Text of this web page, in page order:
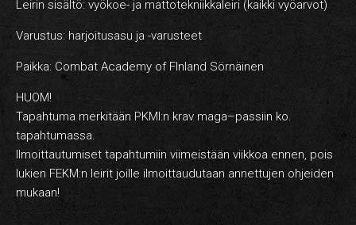
Leirin sisältö: vyökoe- ja mattotekniikkaleiri (kaikki vyöarvot)
Varustus: harjoitusasu ja -varusteet
Paikka: Combat Academy of FInland Sörnäinen
HUOM!
Tapahtuma merkitään PKMI:n krav maga–passiin ko.
tapahtumassa.
Ilmoittautumiset tapahtumiin viimeistään viikkoa ennen, pois
lukien FEKM:n leirit joille ilmoittaudutaan annettujen ohjeiden
mukaan!